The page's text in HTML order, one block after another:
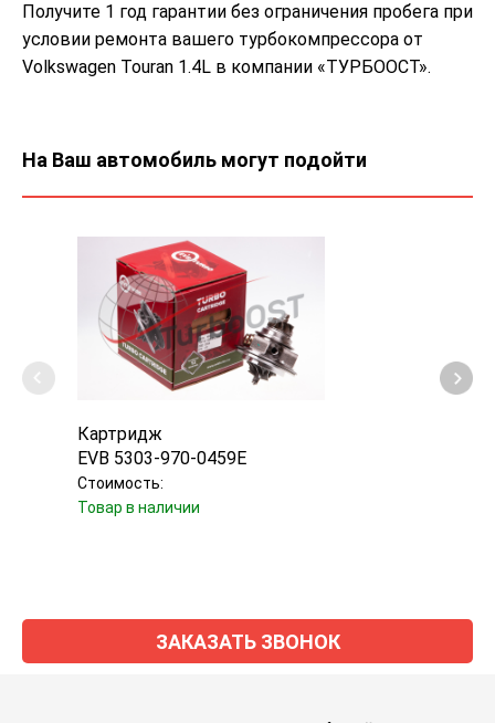
Получите 1 год гарантии без ограничения пробега при
условии ремонта вашего турбокомпрессора от
Volkswagen Touran 1.4L в компании «ТУРБООСТ».
На Ваш автомобиль могут подойти
Картридж
EVB 5303-970-0459E
Стоимость:
Товар в наличии
ЗАКАЗАТЬ ЗВОНОК